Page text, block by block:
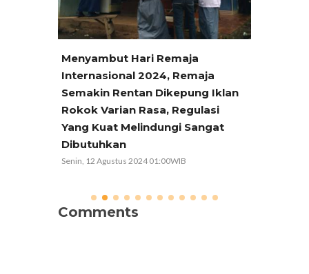
Menyambut Hari Remaja
Internasional 2024, Remaja
Semakin Rentan Dikepung Iklan
Rokok Varian Rasa, Regulasi
Yang Kuat Melindungi Sangat
Dibutuhkan
Senin, 12 Agustus 2024 01:00WIB
Comments